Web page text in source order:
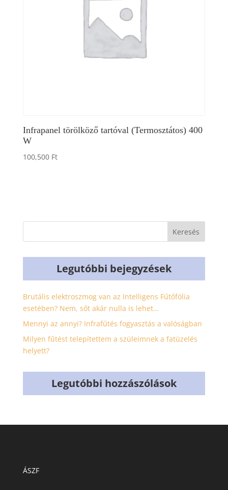
Infrapanel törölköző tartóval (Termosztátos) 400
W
100,500 Ft
Legutóbbi bejegyzések
Brutális elektroszmog van az Intelligens Fűtőfólia
esetében? Nem, sőt akár nulla is lehet…
Mennyi az annyi? Infrafűtés fogyasztás a valóságban
Milyen fűtést telepítettem a szüleimnek a fatüzelés
helyett?
Legutóbbi hozzászólások
ÁSZF